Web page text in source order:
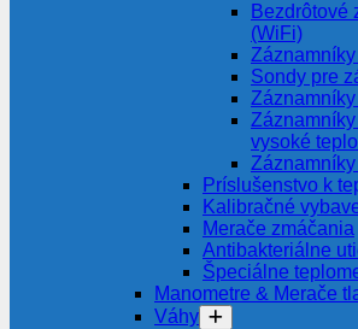
Bezdrôtové
(WiFi)
Sondy pre
vysoké
Príslušenstvo k
Kalibračné
Merače zmáčania
Antibakteriálne
Špeciálne
Manometre & Merače
Váhy